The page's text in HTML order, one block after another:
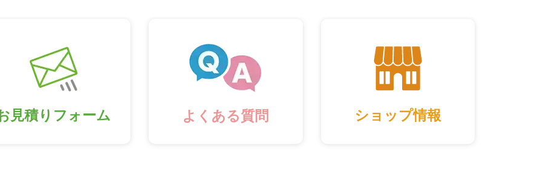
見積りフォーム よくある質問 ショップ情報